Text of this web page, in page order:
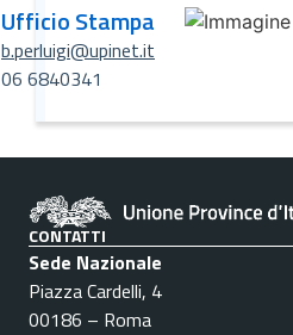
Ufficio Stampa
b.perluigi@upinet.it
06 6840341
CONTATTI
Sede Nazionale
Piazza Cardelli, 4
00186 – Roma